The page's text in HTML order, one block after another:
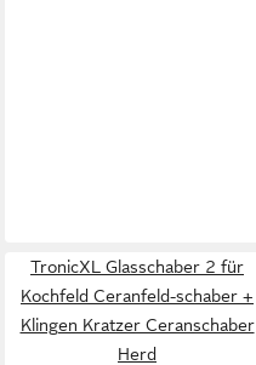
TronicXL Glasschaber 2 für
Kochfeld Ceranfeld-schaber +
Klingen Kratzer Ceranschaber
Herd